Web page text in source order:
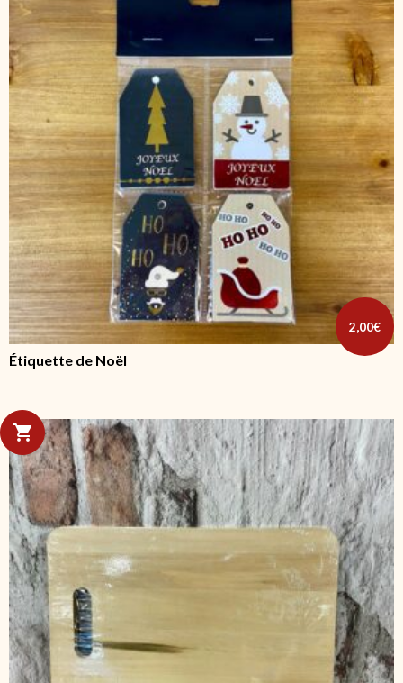
Étiquette de Noël
2,00€